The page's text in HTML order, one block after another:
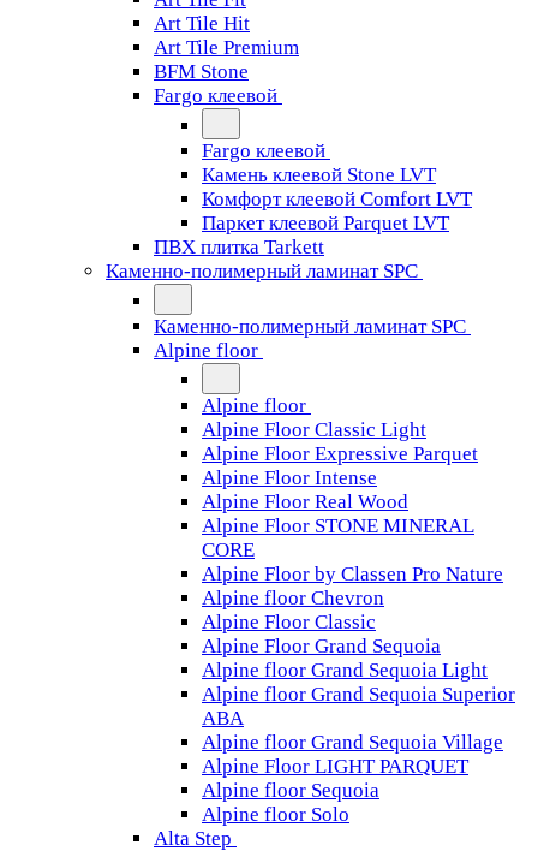
Art Tile Hit
Art Tile Premium
BFM Stone
Fargo клеевой
Fargo клеевой
Камень клеевой Stone LVT
Комфорт клеевой Comfort LVT
Паркет клеевой Parquet LVT
ПВХ плитка Tarkett
Каменно-полимерный ламинат SPC
Каменно-полимерный ламинат SPC
Alpine floor
Alpine floor
Alpine Floor Classic Light
Alpine Floor Expressive Parquet
Alpine Floor Intense
Alpine Floor Real Wood
Alpine Floor STONE MINERAL
CORE
Alpine Floor by Classen Pro Nature
Alpine floor Chevron
Alpine Floor Classic
Alpine Floor Grand Sequoia
Alpine floor Grand Sequoia Light
Alpine floor Grand Sequoia Superior
ABA
Alpine floor Grand Sequoia Village
Alpine Floor LIGHT PARQUET
Alpine floor Sequoia
Alpine floor Solo
Alta Step